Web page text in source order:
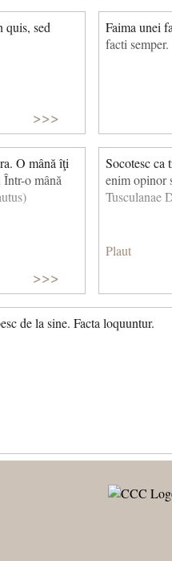
quis, sed
>>>
Faima unei
facti semper.
O mână îţi
o mână
>>>
Socotesc ca
enim opinor
Tusculanae
Plaut
de la sine. Facta loquuntur.